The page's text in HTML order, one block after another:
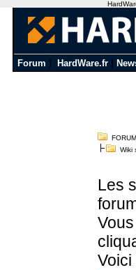
Forum HardWare.fr
Wiki
Les